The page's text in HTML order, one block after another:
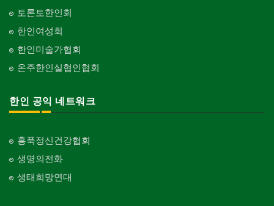
토론토한인회
한인여성회
한인미술가협회
온주한인실협인협회
한인 공익 네트워크
홍푹정신건강협회
생명의전화
생태희망연대